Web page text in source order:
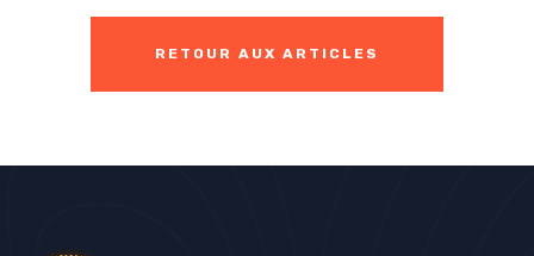
RETOUR AUX ARTICLES